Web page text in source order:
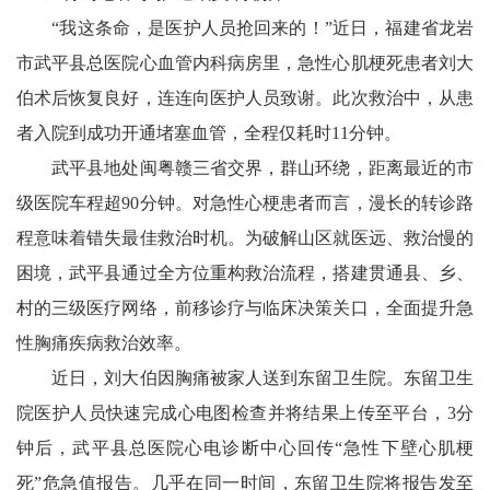
“我这条命，是医护人员抢回来的！”近日，福建省龙岩
市武平县总医院心血管内科病房里，急性心肌梗死患者刘大
伯术后恢复良好，连连向医护人员致谢。此次救治中，从患
者入院到成功开通堵塞血管，全程仅耗时11分钟。
武平县地处闽粤赣三省交界，群山环绕，距离最近的市
级医院车程超90分钟。对急性心梗患者而言，漫长的转诊路
程意味着错失最佳救治时机。为破解山区就医远、救治慢的
困境，武平县通过全方位重构救治流程，搭建贯通县、乡、
村的三级医疗网络，前移诊疗与临床决策关口，全面提升急
性胸痛疾病救治效率。
近日，刘大伯因胸痛被家人送到东留卫生院。东留卫生
院医护人员快速完成心电图检查并将结果上传至平台，3分
钟后，武平县总医院心电诊断中心回传“急性下壁心肌梗
死”危急值报告。几乎在同一时间，东留卫生院将报告发至